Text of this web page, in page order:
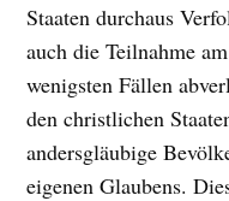
Staaten durchaus
auch die Teilnahme
wenigsten Fällen
den christlichen
andersgläubige
eigenen Glaubens.